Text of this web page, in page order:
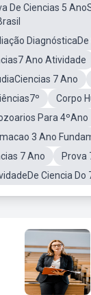
De Ciencias 5
Ano Atividade
7 Ano
Corpo
Para 4ºAno
3 Ano
7 Ano
Prova
Ciencia Do